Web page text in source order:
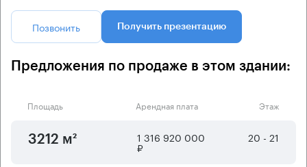
Позвонить Получить презентацию
Предложения по продаже в этом здании:
Площадь Арендная плата Этаж
3212 м² 1 316 920 000
₽
20 - 21